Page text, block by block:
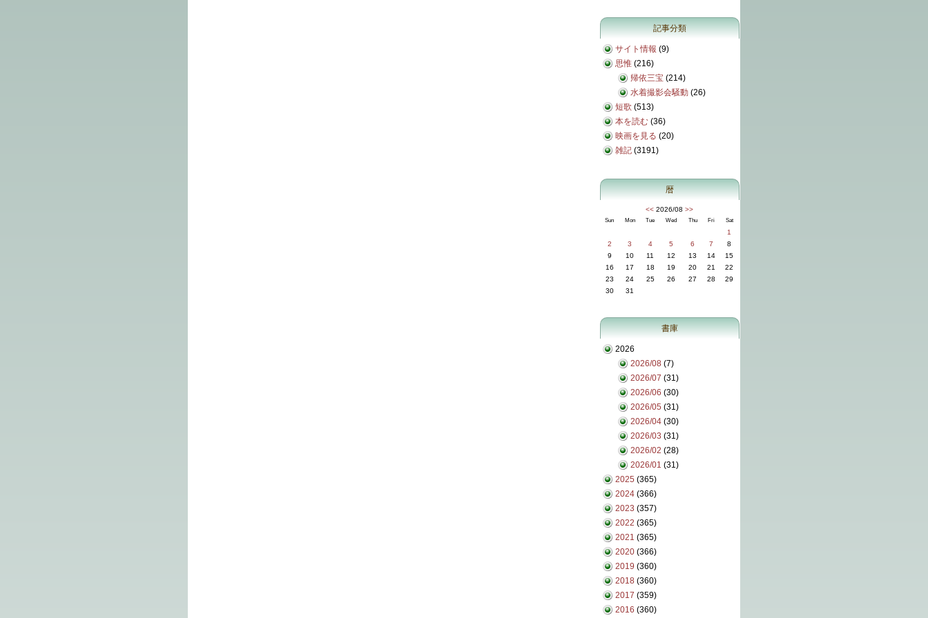
記事分類
サイト情報 (9)
思惟 (216)
帰依三宝 (214)
水着撮影会騒動 (26)
短歌 (513)
本を読む (36)
映画を見る (20)
雑記 (3191)
暦
<< 2026/08 >>
Sun Mon Tue Wed Thu Fri Sat
1
2
3 4 5 6 7
8
9
10 11 12 13 14
15
16
17 18 19 20 21
22
23
24 25 26 27 28
29
30
31
書庫
2026
2026/08 (7)
2026/07 (31)
2026/06 (30)
2026/05 (31)
2026/04 (30)
2026/03 (31)
2026/02 (28)
2026/01 (31)
2025 (365)
2024 (366)
2023 (357)
2022 (365)
2021 (365)
2020 (366)
2019 (360)
2018 (360)
2017 (359)
2016 (360)